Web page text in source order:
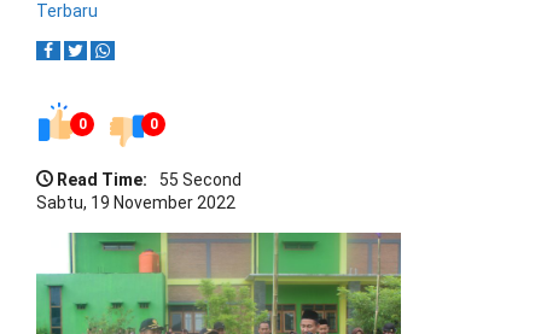
Terbaru
0 0
Read Time:
55 Second
Sabtu, 19 November 2022